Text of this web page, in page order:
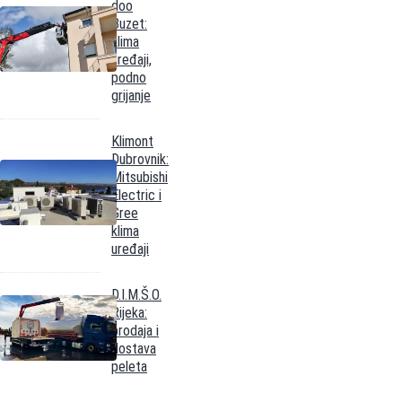
doo
Buzet:
klima
uređaji,
podno
grijanje
Klimont
Dubrovnik:
Mitsubishi
Electric i
Gree
klima
uređaji
D.I.M.Š.O.
Rijeka:
prodaja i
dostava
peleta